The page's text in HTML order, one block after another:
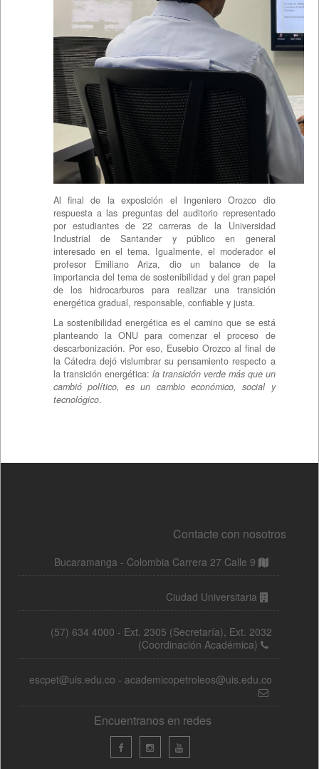
Contacte con nosotros
Bucaramanga - Colombia Carrera 27 Calle 9
Ciudad Universitaria
(57) 634 4000 - Ext. 2305 (Secretaría), Ext. 2032
(Coordinación Académica)
escpet@uis.edu.co - academicopetroleos@uis.edu.co
Encuentranos en redes